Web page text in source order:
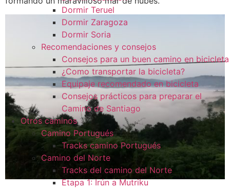
Dormir Teruel
Dormir Zaragoza
Dormir Soria
Recomendaciones y consejos
Consejos para un buen camino en bicicleta
¿Como transportar la bicicleta?
Equipaje recomendado en bicicleta
Consejos prácticos para preparar el
Camino de Santiago
Otros caminos
Camino Portugués
Tracks camino Portugués
Camino del Norte
Tracks del camino del Norte
Etapa 1: Irún a Mutriku